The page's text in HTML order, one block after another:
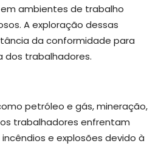
ambientes de trabalho
A exploração dessas
da conformidade para
dos trabalhadores.
petróleo e gás, mineração,
trabalhadores enfrentam
e explosões devido à